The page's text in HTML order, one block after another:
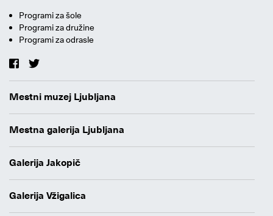
Programi za šole
Programi za družine
Programi za odrasle
Mestni muzej Ljubljana
Mestna galerija Ljubljana
Galerija Jakopič
Galerija Vžigalica